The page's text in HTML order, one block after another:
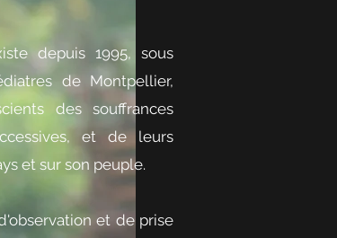
depuis 1995, sous
de Montpellier,
des souffrances
et de leurs
et sur son peuple.
et de prise